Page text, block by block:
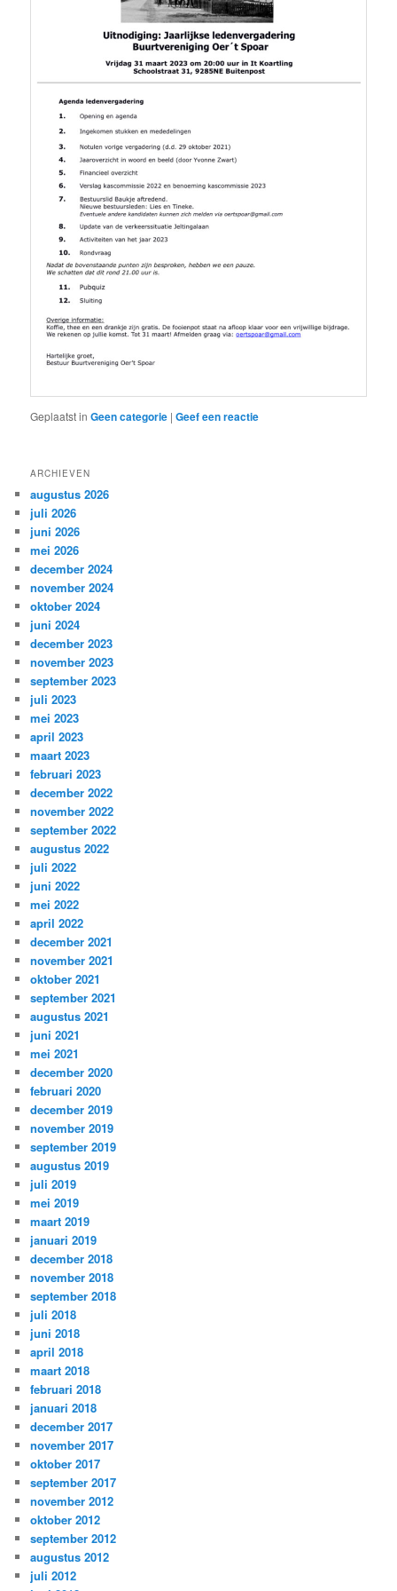
Geplaatst in Geen categorie |Geef een reactie
ARCHIEVEN
augustus 2026
juli 2026
juni 2026
mei 2026
december 2024
november 2024
oktober 2024
juni 2024
december 2023
november 2023
september 2023
juli 2023
mei 2023
april 2023
maart 2023
februari 2023
december 2022
november 2022
september 2022
augustus 2022
juli 2022
juni 2022
mei 2022
april 2022
december 2021
november 2021
oktober 2021
september 2021
augustus 2021
juni 2021
mei 2021
december 2020
februari 2020
december 2019
november 2019
september 2019
augustus 2019
juli 2019
mei 2019
maart 2019
januari 2019
december 2018
november 2018
september 2018
juli 2018
juni 2018
april 2018
maart 2018
februari 2018
januari 2018
december 2017
november 2017
oktober 2017
september 2017
november 2012
oktober 2012
september 2012
augustus 2012
juli 2012